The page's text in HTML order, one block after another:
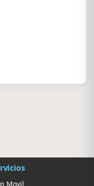
Movil